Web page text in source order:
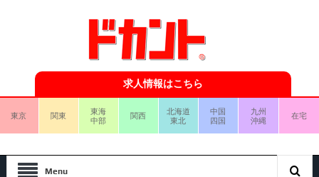
求人情報はこちら
東京 関東
東海
中部
関西
北海道
東北
中国
四国
九州
沖縄
在宅
Menu